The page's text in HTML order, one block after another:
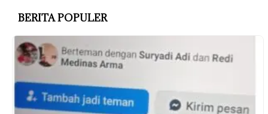
BERITA POPULER